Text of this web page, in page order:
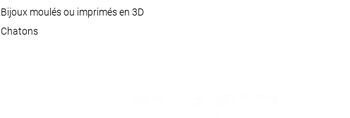
Bijoux moulés ou imprimés en 3D
Chatons